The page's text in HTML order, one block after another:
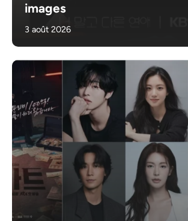
images
3 août 2026